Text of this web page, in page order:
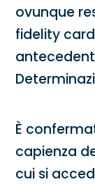
ovunque
fidelity
È
capienza
cui si